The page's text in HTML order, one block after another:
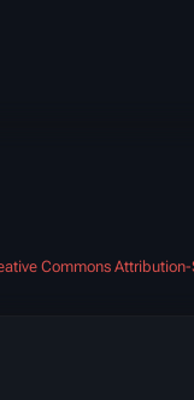
Commons